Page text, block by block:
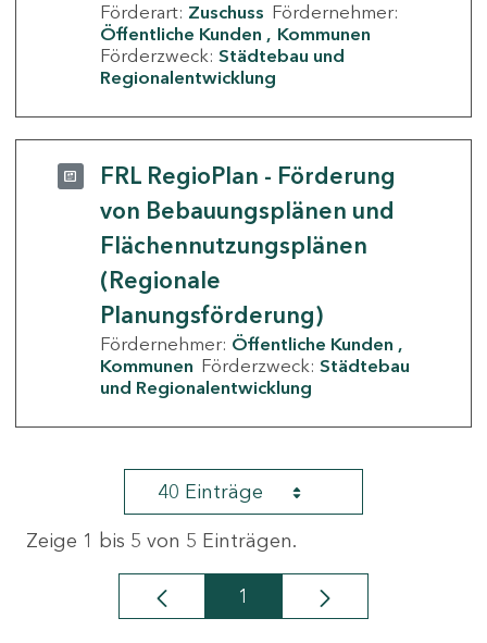
Förderart: Zuschuss Fördernehmer:
Öffentliche Kunden
Kommunen
Förderzweck: Städtebau und
Regionalentwicklung
FRL RegioPlan - Förderung
von Bebauungsplänen und
Flächennutzungsplänen
(Regionale
Planungsförderung)
Fördernehmer: Öffentliche Kunden
Kommunen Förderzweck: Städtebau
und Regionalentwicklung
40 Einträge
Zeige 1 bis 5 von 5 Einträgen.
Seite
1